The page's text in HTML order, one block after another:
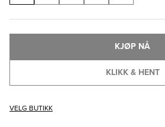
KLIKK & HENT
KJØP NÅ
VELG BUTIKK